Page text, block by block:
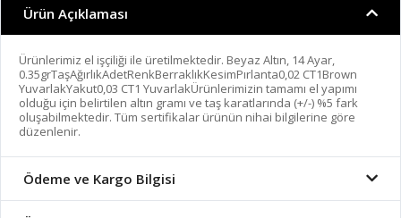
Ürün Açıklaması
Ürünlerimiz el işçiliği ile üretilmektedir. Beyaz Altın, 14 Ayar,
0.35grTaşAğırlıkAdetRenkBerraklıkKesimPırlanta0,02 CT1Brown
YuvarlakYakut0,03 CT1 YuvarlakÜrünlerimizin tamamı el yapımı
olduğu için belirtilen altın gramı ve taş karatlarında (+/-) %5 fark
oluşabilmektedir. Tüm sertifikalar ürünün nihai bilgilerine göre
düzenlenir.
Ödeme ve Kargo Bilgisi